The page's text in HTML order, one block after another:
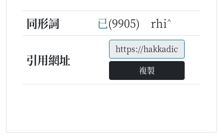
同形詞
已(9905) rhi^
引用網址
複製